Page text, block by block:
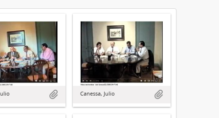
Canessa, Julio